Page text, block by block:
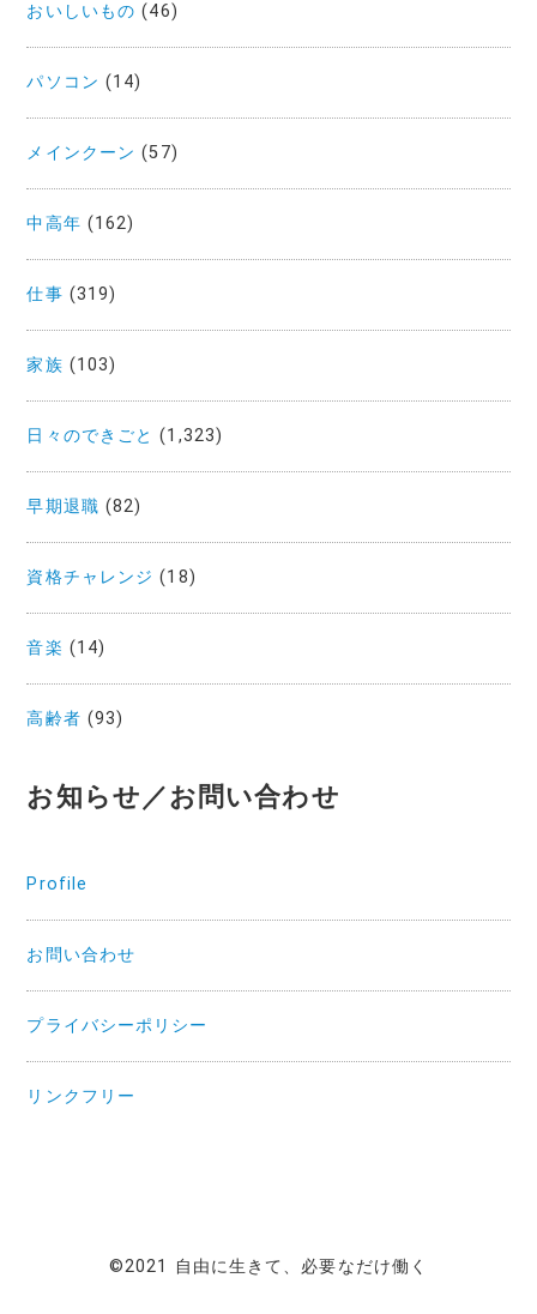
おいしいもの (46)
パソコン (14)
メインクーン (57)
中高年 (162)
仕事 (319)
家族 (103)
日々のできごと (1,323)
早期退職 (82)
資格チャレンジ (18)
音楽 (14)
高齢者 (93)
お知らせ／お問い合わせ
Profile
お問い合わせ
プライバシーポリシー
リンクフリー
©2021 自由に生きて、必要なだけ働く